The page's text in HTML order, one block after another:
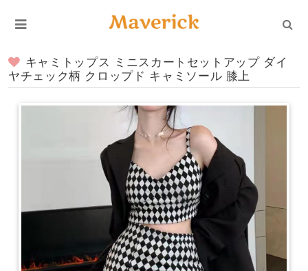
キャミトップス ミニスカートセットアップ ダイ
ヤチェック柄 クロップド キャミソール 膝上